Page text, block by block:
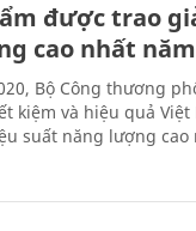
được trao
cao nhất năm
Bộ Công thương
kiệm và hiệu quả
suất năng lượng cao